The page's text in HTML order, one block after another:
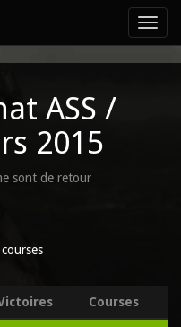
ASS /
2015
sont de retour
Courses